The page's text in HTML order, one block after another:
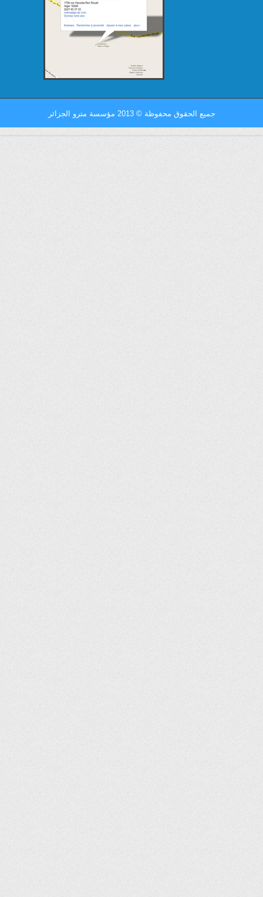
جميع الحقوق محفوظة© 2013 مؤسسة مترو الجزائر